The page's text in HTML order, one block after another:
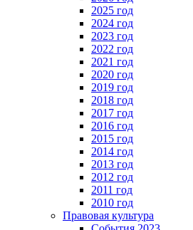
2025 год
2024 год
2023 год
2022 год
2021 год
2020 год
2019 год
2018 год
2017 год
2016 год
2015 год
2014 год
2013 год
2012 год
2011 год
2010 год
Правовая культура